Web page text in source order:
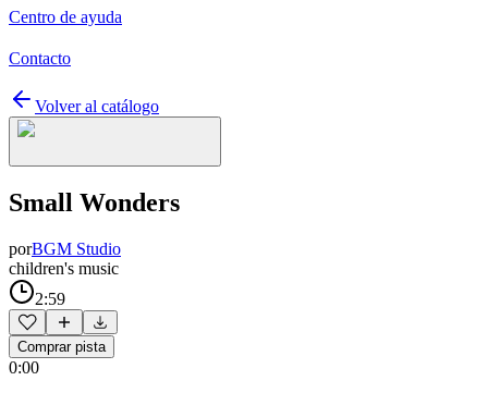
Centro de ayuda
Contacto
Volver al catálogo
Small Wonders
porBGM Studio
children's music
2:59
Comprar pista
0:00